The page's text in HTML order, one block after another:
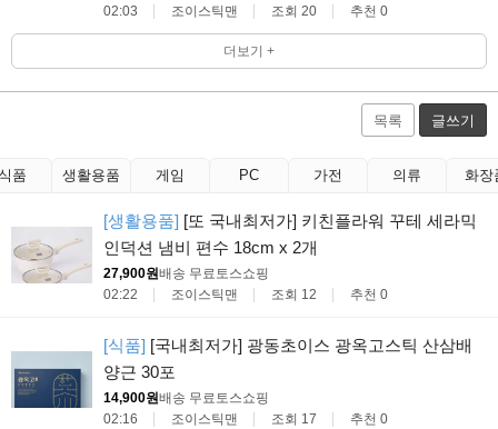
02:03
조이스틱맨 조회 20 추천 0
더보기 +
목록 글쓰기
품 생활용품 게임 PC 가전 의류 화장
[생활용품] [또 국내최저가] 키친플라워 꾸테 세라믹
인덕션 냄비 편수 18cm x 2개
27,900원배송 무료토스쇼핑
02:22
조이스틱맨 조회 12 추천 0
[식품] [국내최저가] 광동초이스 광옥고스틱 산삼배
양근 30포
14,900원배송 무료토스쇼핑
02:16
조이스틱맨 조회 17 추천 0